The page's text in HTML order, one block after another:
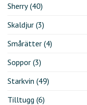
Sherry(40)
Skaldjur (3)
Smårätter (4)
Soppor (3)
Starkvin (49)
Tilltugg (6)